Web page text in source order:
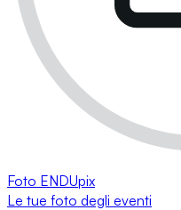
Foto ENDUpix
Le tue foto degli eventi